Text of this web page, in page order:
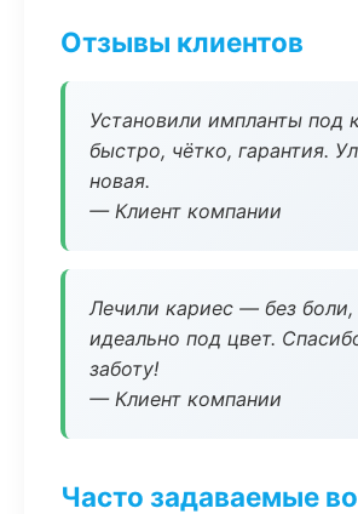
Отзывы клиентов
Установили импланты под
быстро, чётко, гарантия.
новая.
— Клиент компании
Лечили кариес — без боли,
идеально под цвет.
заботу!
— Клиент компании
Часто задаваемые